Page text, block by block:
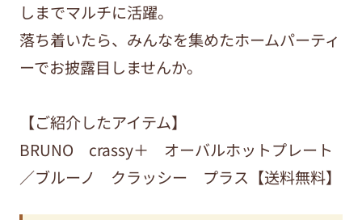
しまでマルチに活躍。
落ち着いたら、みんなを集めたホームパーティ
ーでお披露目しませんか。
【ご紹介したアイテム】
BRUNO crassy＋ オーバルホットプレート
／ブルーノ クラッシー プラス【送料無料】